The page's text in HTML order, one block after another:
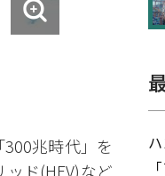
兆時代」を
ド(HEV)など